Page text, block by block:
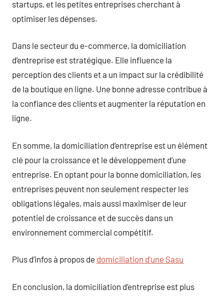
startups, et les petites entreprises cherchant à
optimiser les dépenses.
Dans le secteur du e-commerce, la domiciliation
d’entreprise est stratégique. Elle influence la
perception des clients et a un impact sur la crédibilité
de la boutique en ligne. Une bonne adresse contribue à
la confiance des clients et augmenter la réputation en
ligne.
En somme, la domiciliation d’entreprise est un élément
clé pour la croissance et le développement d’une
entreprise. En optant pour la bonne domiciliation, les
entreprises peuvent non seulement respecter les
obligations légales, mais aussi maximiser de leur
potentiel de croissance et de succès dans un
environnement commercial compétitif.
Plus d’infos à propos de domiciliation d’une Sasu
En conclusion, la domiciliation d’entreprise est plus